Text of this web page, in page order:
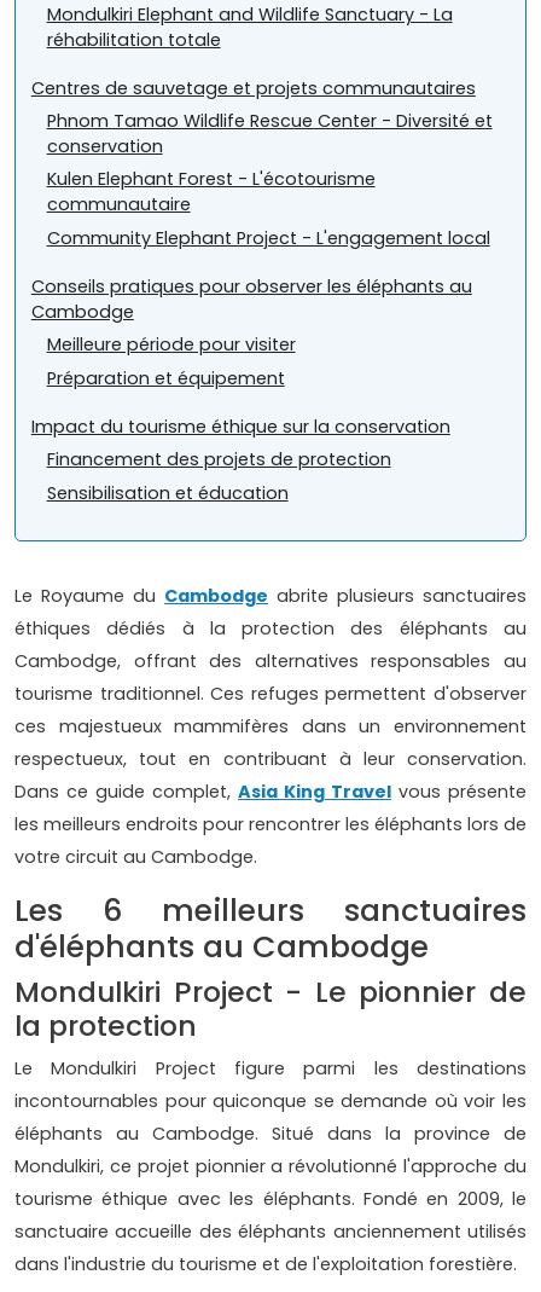
Mondulkiri Elephant and Wildlife Sanctuary - La
réhabilitation totale
Centres de sauvetage et projets communautaires
Phnom Tamao Wildlife Rescue Center - Diversité et
conservation
Kulen Elephant Forest - L'écotourisme
communautaire
Community Elephant Project - L'engagement local
Conseils pratiques pour observer les éléphants au
Cambodge
Meilleure période pour visiter
Préparation et équipement
Impact du tourisme éthique sur la conservation
Financement des projets de protection
Sensibilisation et éducation
Le Royaume du Cambodge abrite plusieurs sanctuaires
éthiques dédiés à la protection des éléphants au
Cambodge, offrant des alternatives responsables au
tourisme traditionnel. Ces refuges permettent d'observer
ces majestueux mammifères dans un environnement
respectueux, tout en contribuant à leur conservation.
Dans ce guide complet, Asia King Travel vous présente
les meilleurs endroits pour rencontrer les éléphants lors de
votre circuit au Cambodge.
Les 6 meilleurs sanctuaires
d'éléphants au Cambodge
Mondulkiri Project - Le pionnier de
la protection
Le Mondulkiri Project figure parmi les destinations
incontournables pour quiconque se demande où voir les
éléphants au Cambodge. Situé dans la province de
Mondulkiri, ce projet pionnier a révolutionné l'approche du
tourisme éthique avec les éléphants. Fondé en 2009, le
sanctuaire accueille des éléphants anciennement utilisés
dans l'industrie du tourisme et de l'exploitation forestière.